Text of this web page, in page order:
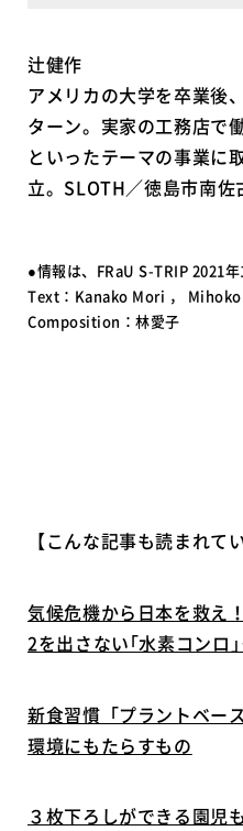
辻健作
アメリカの大学を卒業後
ターン。実家の工務店で
といったテーマの事業に
立。SLOTH／徳島市南佐
●情報は、FRaU S-TRIP 2021年
Text：Kanako Mori ，
Composition：林愛子
【こんな記事も読まれて
気候危機から日本を救え
2を出さない｢水素コンロ
新食習慣「プラントベー
環境にもたらすもの
３枚下ろしができる園児